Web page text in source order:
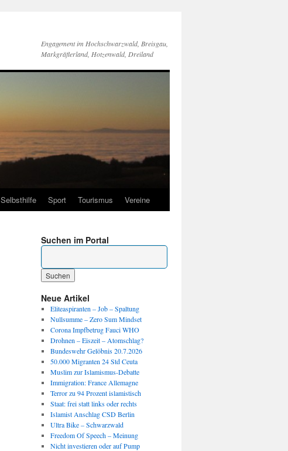
Engagement im Hochschwarzwald, Breisgau,
Markgräflerland, Hotzenwald, Dreiland
Selbsthilfe Sport Tourismus Vereine
Suchen im Portal
Neue Artikel
Eliteaspiranten – Job – Spaltung
Nullsumme – Zero Sum Mindset
Corona Impfbetrug Fauci WHO
Drohnen – Eiszeit – Atomschlag?
Bundeswehr Gelöbnis 20.7.2026
50.000 Migranten 24 Std Ceuta
Muslim zur Islamismus-Debatte
Immigration: France Allemagne
Terror zu 94 Prozent islamistisch
Staat: frei statt links oder rechts
Islamist Anschlag CSD Berlin
Ultra Bike – Schwarzwald
Freedom Of Speech – Meinung
Nicht investieren oder auf Pump